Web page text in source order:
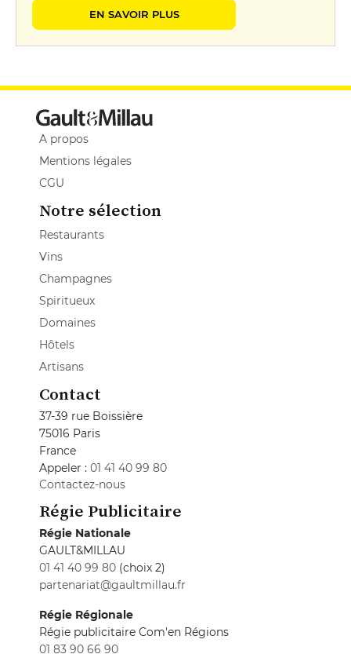
EN SAVOIR PLUS
A propos
Mentions légales
CGU
Notre sélection
Restaurants
Vins
Champagnes
Spiritueux
Domaines
Hôtels
Artisans
Contact
37-39 rue Boissière
75016 Paris
France
Appeler : 01 41 40 99 80
Contactez-nous
Régie Publicitaire
Régie Nationale
GAULT&MILLAU
01 41 40 99 80 (choix 2)
partenariat@gaultmillau.fr
Régie Régionale
Régie publicitaire Com'en Régions
01 83 90 66 90